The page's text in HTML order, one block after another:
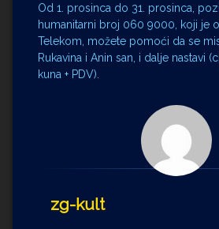
Od 1. prosinca do 31. prosinca,
humanitarni broj 060 9000, koji je
Telekom, možete pomoći da se
Rukavina i Anin san, i dalje nastavi
kuna + PDV).
zg-kult